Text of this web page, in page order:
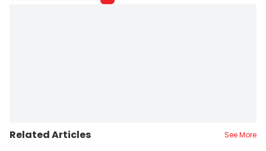
Related Articles See More